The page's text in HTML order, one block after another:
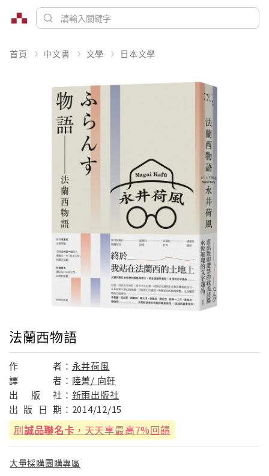
首頁 中文書 文學 日本文學
法蘭西物語
作 者： 永井荷風
譯
者： 陸菁/ 向軒
出
版 社： 新雨出版社
出 版 日 期： 2014/12/15
刷誠品聯名卡 ，天天享最高7%回饋
大量採購團購專區